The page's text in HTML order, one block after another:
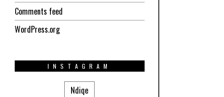
Comments feed
WordPress.org
INSTAGRAM
Ndiqe